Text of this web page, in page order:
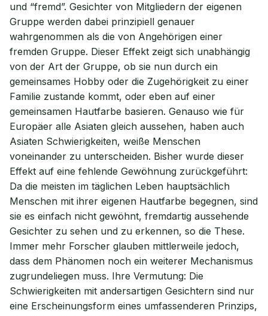
und “fremd”. Gesichter von Mitgliedern der eigenen
Gruppe werden dabei prinzipiell genauer
wahrgenommen als die von Angehörigen einer
fremden Gruppe. Dieser Effekt zeigt sich unabhängig
von der Art der Gruppe, ob sie nun durch ein
gemeinsames Hobby oder die Zugehörigkeit zu einer
Familie zustande kommt, oder eben auf einer
gemeinsamen Hautfarbe basieren. Genauso wie für
Europäer alle Asiaten gleich aussehen, haben auch
Asiaten Schwierigkeiten, weiße Menschen
voneinander zu unterscheiden. Bisher wurde dieser
Effekt auf eine fehlende Gewöhnung zurückgeführt:
Da die meisten im täglichen Leben hauptsächlich
Menschen mit ihrer eigenen Hautfarbe begegnen, sind
sie es einfach nicht gewöhnt, fremdartig aussehende
Gesichter zu sehen und zu erkennen, so die These.
Immer mehr Forscher glauben mittlerweile jedoch,
dass dem Phänomen noch ein weiterer Mechanismus
zugrundeliegen muss. Ihre Vermutung: Die
Schwierigkeiten mit andersartigen Gesichtern sind nur
eine Erscheinungsform eines umfassenderen Prinzips,